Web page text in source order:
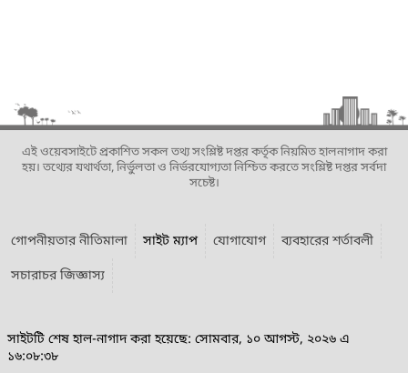
এই ওয়েবসাইটে প্রকাশিত সকল তথ্য সংশ্লিষ্ট দপ্তর কর্তৃক নিয়মিত হালনাগাদ করা
হয়। তথ্যের যথার্থতা, নির্ভুলতা ও নির্ভরযোগ্যতা নিশ্চিত করতে সংশ্লিষ্ট দপ্তর সর্বদা
সচেষ্ট।
গোপনীয়তার নীতিমালা সাইট ম্যাপ যোগাযোগ
ব্যবহারের শর্তাবলী
সচারাচর জিজ্ঞাস্য
সাইটটি শেষ হাল-নাগাদ করা হয়েছে: সোমবার, ১০ আগস্ট, ২০২৬ এ
১৬:০৮:৩৮